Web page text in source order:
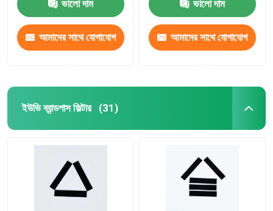
ভালো দাম
আমাদের সাথে যোগাযোগ
ভালো দাম
আমাদের সাথে যোগাযোগ
ইউভি ব্যান্ডপাস ফিল্টার (31)